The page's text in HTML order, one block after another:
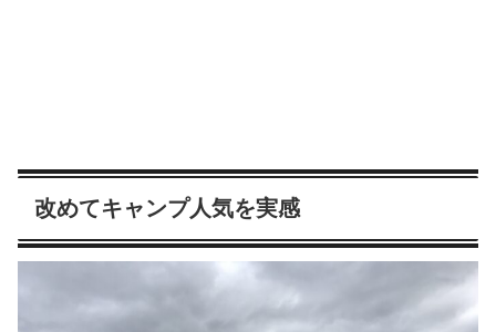
改めてキャンプ人気を実感